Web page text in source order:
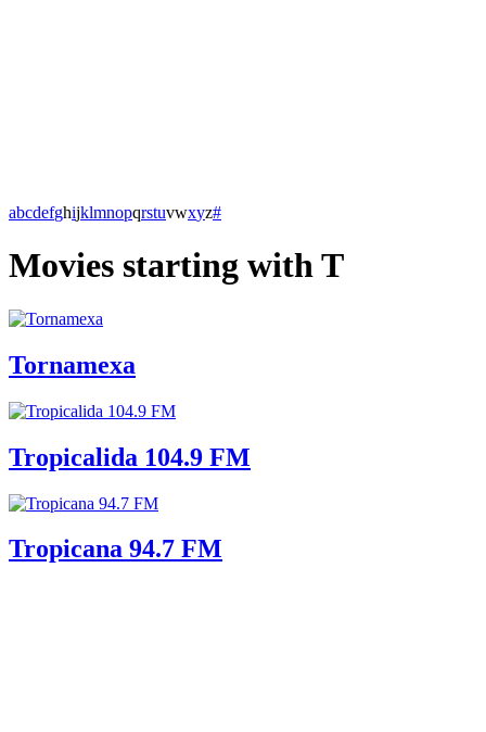
abcdefghijklmnopqrstuvwxyz#
Movies starting with T
Tornamexa
Tropicalida 104.9 FM
Tropicana 94.7 FM